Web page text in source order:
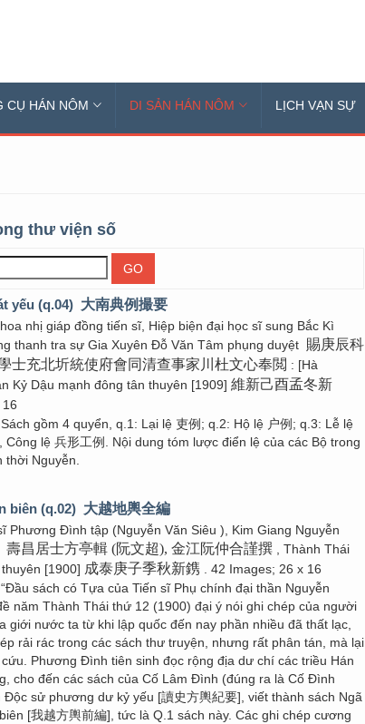
CỤ HÁN NÔM DI SẢN HÁN NÔM LỊCH VẠN SỰ
thư viện số
yếu (q.04) 大南典例撮要
nhị giáp đồng tiến sĩ, Hiệp biện đại học sĩ sung Bắc Kì
thanh tra sự Gia Xuyên Đỗ Văn Tâm phụng duyệt 賜庚辰科
士充北圻統使府會同清查事家川杜文心奉閲 : [Hà
Kỷ Dậu mạnh đông tân thuyên [1909] 維新己酉孟冬新
16
gồm 4 quyển, q.1: Lại lệ 吏例; q.2: Hộ lệ 户例; q.3: Lễ lệ
Công lệ 兵形工例. Nội dung tóm lược điển lệ của các Bộ trong
Nguyễn.
biên (q.02) 大越地輿全編
Phương Đình tập (Nguyễn Văn Siêu ), Kim Giang Nguyễn
壽昌居士方亭輯 (阮文超), 金江阮仲合謹撰 , Thành Thái
[1900] 成泰庚子季秋新鎸 . 42 Images; 26 x 16
sách có Tựa của Tiến sĩ Phụ chính đại thần Nguyễn
năm Thành Thái thứ 12 (1900) đại ý nói ghi chép của người
giới nước ta từ khi lập quốc đến nay phần nhiều đã thất lạc,
rải rác trong các sách thư truyện, nhưng rất phân tán, mà lại
Phương Đình tiên sinh đọc rộng địa dư chí các triều Hán
cho đến các sách của Cố Lâm Đình (đúng ra là Cố Đình
Độc sử phương dư kỷ yếu [讀史方輿紀要], viết thành sách Ngã
[我越方輿前編], tức là Q.1 sách này. Các ghi chép cương